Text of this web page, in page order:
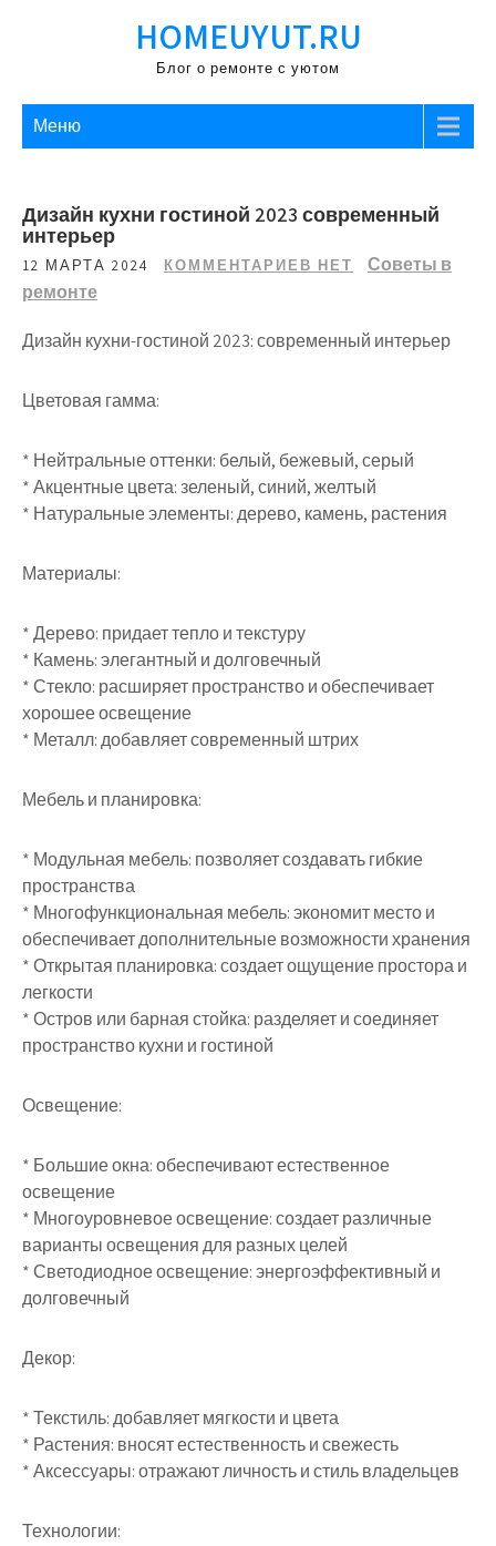
HOMEUYUT.RU
Блог о ремонте с уютом
Меню
Дизайн кухни гостиной 2023 современный
интерьер
12 МАРТА 2024 КОММЕНТАРИЕВ НЕТ
Советы в
ремонте
Дизайн кухни-гостиной 2023: современный интерьер
Цветовая гамма:
* Нейтральные оттенки: белый, бежевый, серый
* Акцентные цвета: зеленый, синий, желтый
* Натуральные элементы: дерево, камень, растения
Материалы:
* Дерево: придает тепло и текстуру
* Камень: элегантный и долговечный
* Стекло: расширяет пространство и обеспечивает
хорошее освещение
* Металл: добавляет современный штрих
Мебель и планировка:
* Модульная мебель: позволяет создавать гибкие
пространства
* Многофункциональная мебель: экономит место и
обеспечивает дополнительные возможности хранения
* Открытая планировка: создает ощущение простора и
легкости
* Остров или барная стойка: разделяет и соединяет
пространство кухни и гостиной
Освещение:
* Большие окна: обеспечивают естественное
освещение
* Многоуровневое освещение: создает различные
варианты освещения для разных целей
* Светодиодное освещение: энергоэффективный и
долговечный
Декор:
* Текстиль: добавляет мягкости и цвета
* Растения: вносят естественность и свежесть
* Аксессуары: отражают личность и стиль владельцев
Технологии: